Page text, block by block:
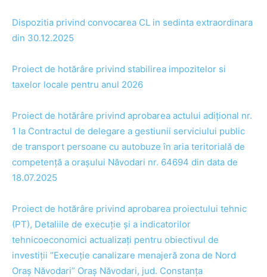
Dispozitia privind convocarea CL in sedinta extraordinara
din 30.12.2025
Proiect de hotărâre privind stabilirea impozitelor si
taxelor locale pentru anul 2026
Proiect de hotărâre privind aprobarea actului adițional nr.
1 la Contractul de delegare a gestiunii serviciului public
de transport persoane cu autobuze în aria teritorială de
competență a orașului Năvodari nr. 64694 din data de
18.07.2025
Proiect de hotărâre privind aprobarea proiectului tehnic
(PT), Detaliile de execuție și a indicatorilor
tehnicoeconomici actualizați pentru obiectivul de
investiții ”Execuție canalizare menajeră zona de Nord
Oraș Năvodari” Oraș Năvodari, jud. Constanța